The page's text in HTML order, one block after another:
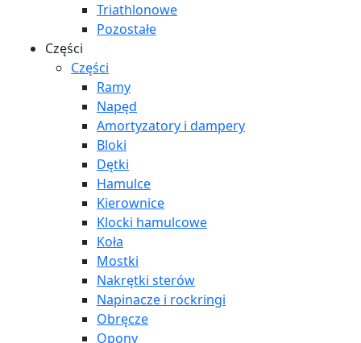
Triathlonowe
Pozostałe
Części
Części
Ramy
Napęd
Amortyzatory i dampery
Bloki
Dętki
Hamulce
Kierownice
Klocki hamulcowe
Koła
Mostki
Nakrętki sterów
Napinacze i rockringi
Obręcze
Opony